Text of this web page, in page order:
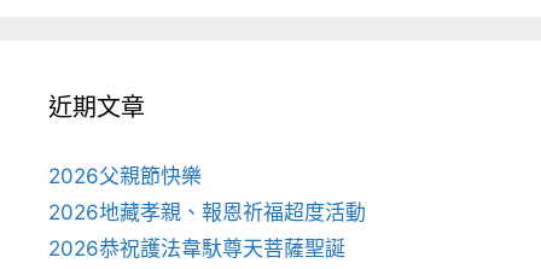
近期文章
2026父親節快樂
2026地藏孝親、報恩祈福超度活動
2026恭祝護法韋馱尊天菩薩聖誕